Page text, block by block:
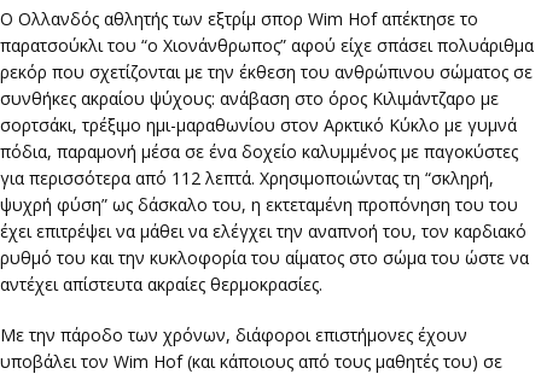
O Ολλανδός αθλητής των εξτρίμ σπορ Wim Hof απέκτησε το
παρατσούκλι του “ο Χιονάνθρωπος” αφού είχε σπάσει πολυάριθμα
ρεκόρ που σχετίζονται με την έκθεση του ανθρώπινου σώματος σε
συνθήκες ακραίου ψύχους: ανάβαση στο όρος Κιλιμάντζαρο με
σορτσάκι, τρέξιμο ημι-μαραθωνίου στον Αρκτικό Κύκλο με γυμνά
πόδια, παραμονή μέσα σε ένα δοχείο καλυμμένος με παγοκύστες
για περισσότερα από 112 λεπτά. Χρησιμοποιώντας τη “σκληρή,
ψυχρή φύση” ως δάσκαλο του, η εκτεταμένη προπόνηση του του
έχει επιτρέψει να μάθει να ελέγχει την αναπνοή του, τον καρδιακό
ρυθμό του και την κυκλοφορία του αίματος στο σώμα του ώστε να
αντέχει απίστευτα ακραίες θερμοκρασίες.
Με την πάροδο των χρόνων, διάφοροι επιστήμονες έχουν
υποβάλει τον Wim Hof (και κάποιους από τους μαθητές του) σε